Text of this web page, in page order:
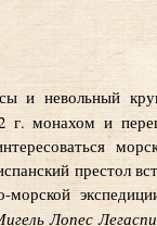
и невольный
г. монахом и
престол
Лопес Легаспи